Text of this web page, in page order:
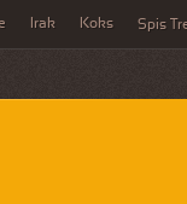
Irak Koks Spis